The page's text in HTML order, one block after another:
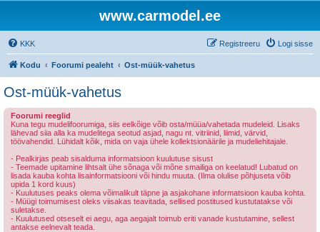
www.carmodel.ee
KKK Logi sisse
Registreeru
Kodu Foorumi pealeht Ost-müük-vahetus
Ost-müük-vahetus
Foorumi reeglid
Kuna tegu mudelifoorumiga, siis eelkõige võib osta/müüa/vahetada mudeleid. Lisaks
lähevad siia alla ka mudelitega seotud asjad, nagu nt. vitriinid, liimid, värvid,
töövahendid. Lühidalt kõik, mida on vaja ühele kollektsionäärile ja mudeliehitajale.
- Pealkirjas peab sisalduma informatsioon kuulutuse sisust
- Teemade upitamine lihtsalt ühe sõnaga või mõne smailiga on keelatud! Lubatud on
lisada kauba kohta lisainformatsiooni või hindu muuta. (Ilma olulise põhjuseta võib
upida 1 kord kuus)
- Kuulutuses peaks olema võimalikult täpne ja asjakohane informatsioon kauba kohta.
- Müügi toimumisest oleks viisakas teavitada, sellised postitused kustutatakse või
suletakse.
- Kuulutused otseselt ei aegu, aga aegajalt toimub eriti vanade kustutamine, sellest
antakse eelnevalt teada.